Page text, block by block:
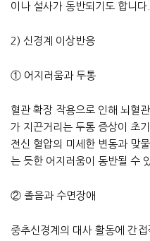
이나 설사가 동반되기도 합니다.
2) 신경계 이상반응
① 어지러움과 두통
혈관 확장 작용으로 인해 뇌혈
가 지끈거리는 두통 증상이 초
전신 혈압의 미세한 변동과 맞
는 듯한 어지러움이 동반될 수
② 졸음과 수면장애
중추신경계의 대사 활동에 간